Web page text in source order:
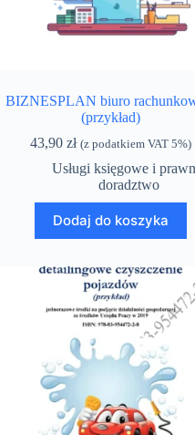
BIZNESPLAN biuro
(przykład)
43,90 zł (z podatkiem VAT 5%)
Usługi księgowe i
doradztwo
Dodaj do koszyka